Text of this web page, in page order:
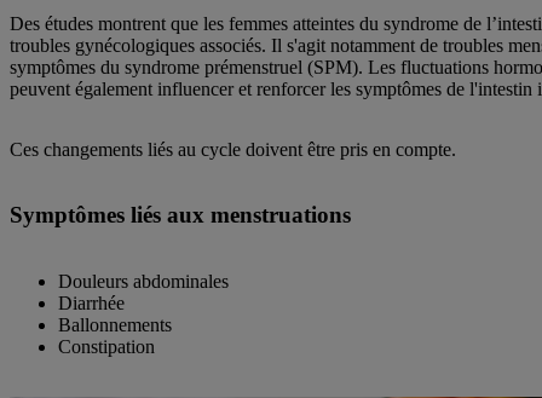
Des études montrent que les femmes atteintes du syndrome de
troubles gynécologiques associés. Il s'agit notamment de troubles
symptômes du syndrome prémenstruel (SPM). Les fluctuations
peuvent également influencer et renforcer les symptômes de l'intestin
Ces changements liés au cycle doivent être pris en compte.
Symptômes liés aux menstruations
Douleurs abdominales
Diarrhée
Ballonnements
Constipation